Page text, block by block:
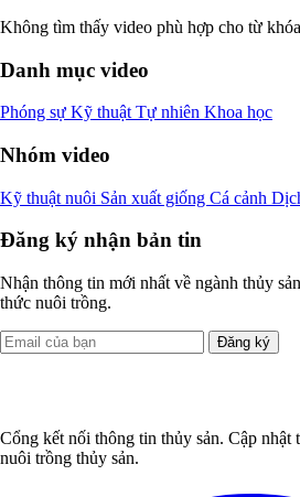
Không tìm thấy video phù hợp cho từ
Danh mục video
Phóng sự Kỹ thuật Tự nhiên Khoa học
Nhóm video
Kỹ thuật nuôi Sản xuất giống Cá cảnh
Đăng ký nhận bản tin
Nhận thông tin mới nhất về ngành thủy
thức nuôi trồng.
Đăng ký
Cổng kết nối thông tin thủy sản. Cập nhật
nuôi trồng thủy sản.